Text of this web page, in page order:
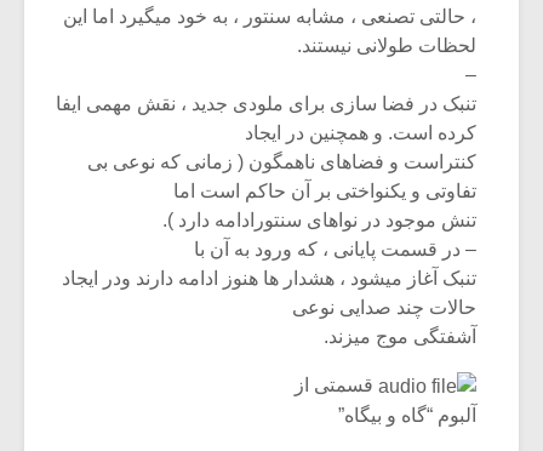
، حالتی تصنعی ، مشابه سنتور ، به خود میگیرد اما این
لحظات طولانی نیستند.
–
تنبک در فضا سازی برای ملودی جدید ، نقش مهمی ایفا
کرده است. و همچنین در ایجاد
کنتراست و فضاهای ناهمگون ( زمانی که نوعی بی
تفاوتی و یکنواختی بر آن حاکم است اما
تنش موجود در نواهای سنتورادامه دارد ).
– در قسمت پایانی ، که ورود به آن با
تنبک آغاز میشود ، هشدار ها هنوز ادامه دارند ودر ایجاد
حالات چند صدایی نوعی
آشفتگی موج میزند.
قسمتی از
آلبوم “گاه و بیگاه”
اگر نمی توانی
مشهورترین باشی،
سکانسی